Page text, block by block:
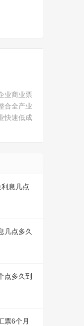
业商业票
合全产业
快速低成
息几点
几点多久
点多久到
票6个月